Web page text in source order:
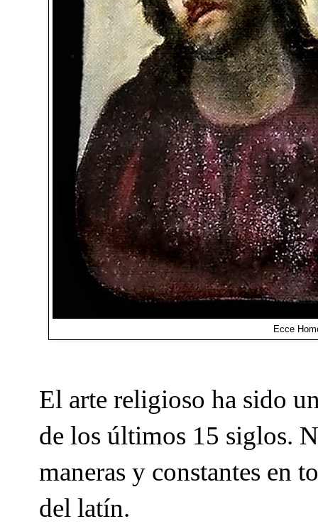
Ecce
El arte religioso ha sido
de los últimos 15 siglos.
maneras y constantes en
del latín.